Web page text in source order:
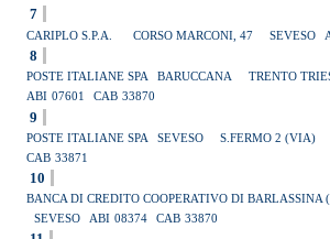
7
CARIPLO S.P.A. CORSO MARCONI, 47 SEVESO
8
POSTE ITALIANE SPA BARUCCANA TRENTO
ABI 07601 CAB 33870
9
POSTE ITALIANE SPA SEVESO S.FERMO 2 (VIA)
CAB 33871
10
BANCA DI CREDITO COOPERATIVO DI BARLASSINA
SEVESO
ABI 08374 CAB 33870